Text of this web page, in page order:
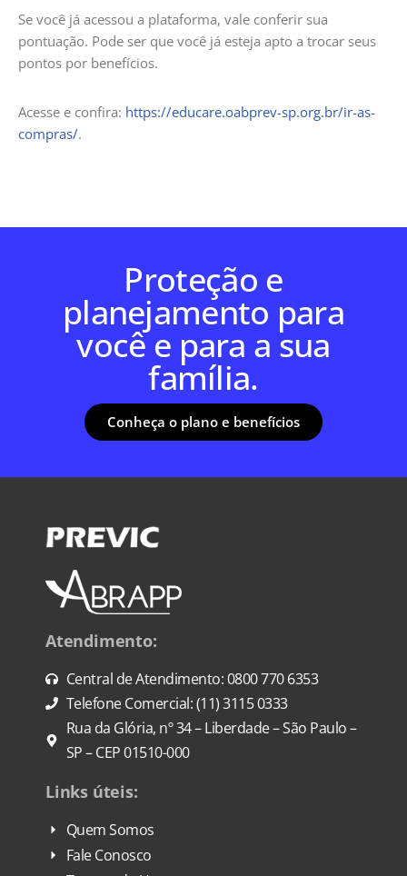
Se você já acessou a plataforma, vale conferir sua
pontuação. Pode ser que você já esteja apto a trocar seus
pontos por benefícios.
Acesse e confira: https://educare.oabprev-sp.org.br/ir-as-
compras/.
Proteção e
planejamento para
você e para a sua
família.
Conheça o plano e benefícios
Atendimento:
Central de Atendimento: 0800 770 6353
Telefone Comercial: (11) 3115 0333
Rua da Glória, nº 34 – Liberdade – São Paulo –
SP – CEP 01510-000
Links úteis:
Quem Somos
Fale Conosco